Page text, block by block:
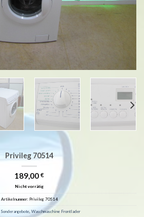
Privileg 70514
189,00 €
Nicht vorrätig
Artikelnummer: Privileg 70514
Sonderangebote, Waschmaschine Frontlader